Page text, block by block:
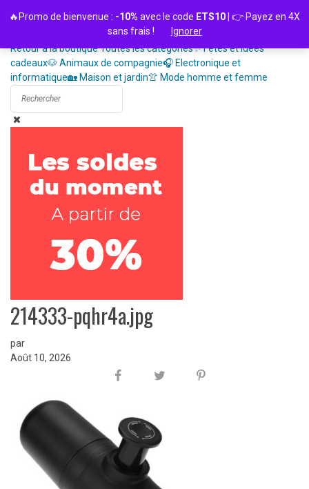
Retour à la boutiqueToutes les catégories✨ Fêtes et idées
cadeaux🐶 Animaux de compagnie🎧 Electronique et
informatique🏡 Maison et jardin👚 Mode homme et femme
214333-pqhr4a.jpg
par
Août 10, 2026
🔥Promo de bienvenue : -10% avec le code ETS10 | 👉 Payez en 4X
sans frais !
Ignorer